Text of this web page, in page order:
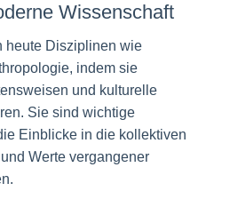
Wissenschaft
heute Disziplinen wie
indem sie
und kulturelle
Sie sind wichtige
Einblicke in die kollektiven
Werte vergangener